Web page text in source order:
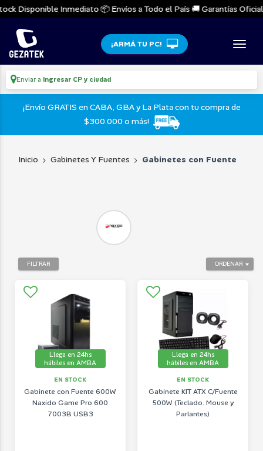
Disponible Inmediato 📦 Envíos a Todo el País 🚚 Garantías
¡ARMÁ TU PC!
Enviar a Ingresar CP y ciudad
¡Envío GRATIS en CABA, GBA y La Plata con tu compra de
$300.000 o más!
Inicio Gabinetes Y Fuentes Gabinetes con Fuente
ORDENAR
FILTRAR
Llega en 24hs
hábiles en AMBA
EN STOCK
Gabinete con Fuente 600W
Naxido Game Pro 600
7003B USB3
Llega en 24hs
hábiles en AMBA
EN STOCK
Gabinete KIT ATX C/Fuente
500W (Teclado. Mouse y
Parlantes)